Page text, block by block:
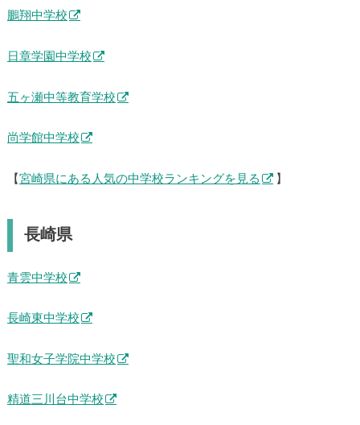
鵬翔中学校
日章学園中学校
五ヶ瀬中等教育学校
尚学館中学校
【 宮崎県にある人気の中学校ランキングを見る 】
長崎県
青雲中学校
長崎東中学校
聖和女子学院中学校
精道三川台中学校